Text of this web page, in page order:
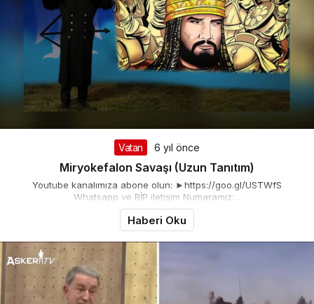
Vatan 6 yıl önce
Miryokefalon Savaşı (Uzun Tanıtım)
Youtube kanalımıza abone olun: ►https://goo.gl/USTWfS
Whatsapp ve BİP iletişim Numaramız:...
Haberi Oku